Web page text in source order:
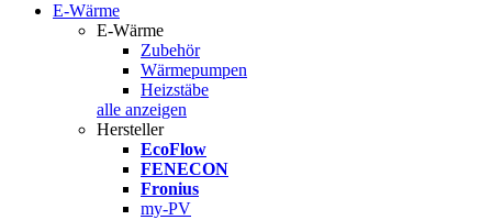
E-Wärme
E-Wärme
Zubehör
Wärmepumpen
Heizstäbe
alle anzeigen
Hersteller
EcoFlow
FENECON
Fronius
my-PV